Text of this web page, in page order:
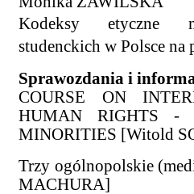
Kodeksy etyczne
studenckich w Polsce
Sprawozdania i
COURSE ON
HUMAN RIGHTS -
MINORITIES [Witold
Trzy ogólnopolskie
MACHURA]